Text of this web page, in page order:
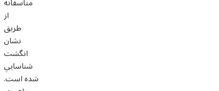
از
طريق
نشان
انگشت
شناسايي
شده است.